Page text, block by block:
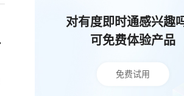
台
对有度即时通感兴趣
可免费体验产品
免费试用